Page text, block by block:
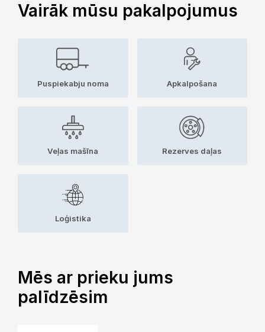
Vairāk mūsu pakalpojumus
Puspiekabju noma Apkalpošana
Veļas mašīna Rezerves daļas
Loģistika
Mēs ar prieku jums
palīdzēsim